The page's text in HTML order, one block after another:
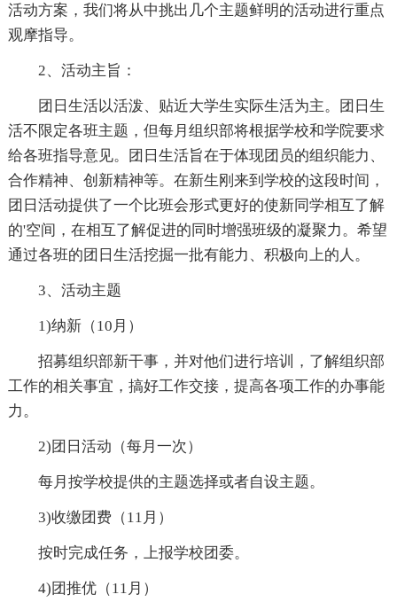
活动方案，我们将从中挑出几个主题鲜明的活动进行重点
观摩指导。
2、活动主旨：
团日生活以活泼、贴近大学生实际生活为主。团日生
活不限定各班主题，但每月组织部将根据学校和学院要求
给各班指导意见。团日生活旨在于体现团员的组织能力、
合作精神、创新精神等。在新生刚来到学校的这段时间，
团日活动提供了一个比班会形式更好的使新同学相互了解
的'空间，在相互了解促进的同时增强班级的凝聚力。希望
通过各班的团日生活挖掘一批有能力、积极向上的人。
3、活动主题
1)纳新（10月）
招募组织部新干事，并对他们进行培训，了解组织部
工作的相关事宜，搞好工作交接，提高各项工作的办事能
力。
2)团日活动（每月一次）
每月按学校提供的主题选择或者自设主题。
3)收缴团费（11月）
按时完成任务，上报学校团委。
4)团推优（11月）